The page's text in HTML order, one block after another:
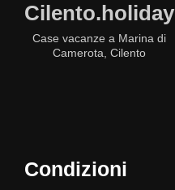
Cilento.holiday
Case vacanze a Marina di
Camerota, Cilento
Condizioni